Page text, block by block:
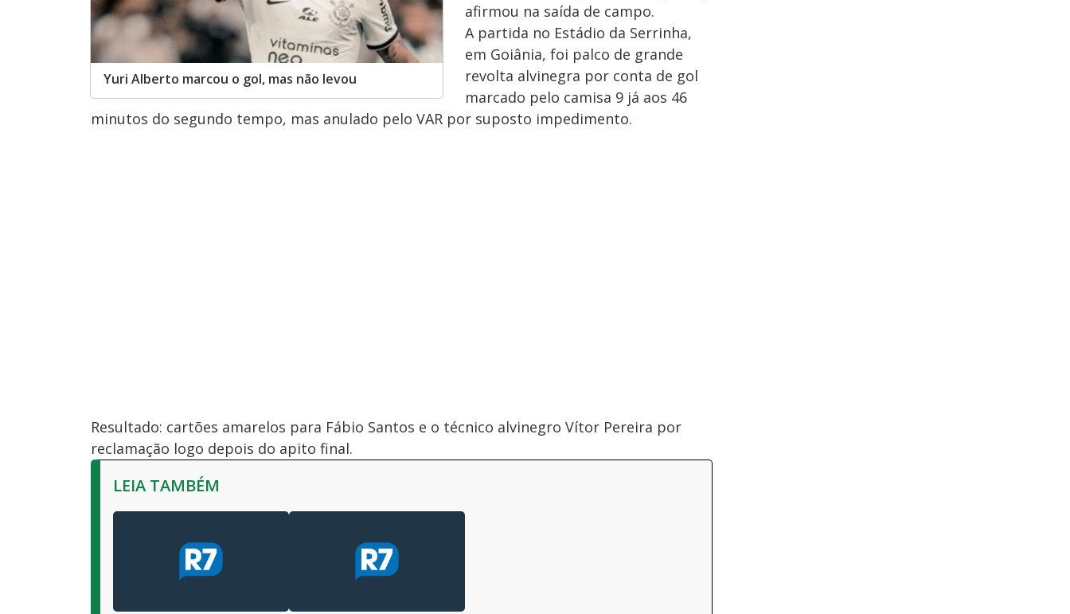
Yuri Alberto marcou o gol, mas não levou
afirmou na saída de campo.
A partida no Estádio da Serrinha,
em Goiânia, foi palco de grande
revolta alvinegra por conta de gol
marcado pelo camisa 9 já aos 46
minutos do segundo tempo, mas anulado pelo VAR por suposto impedimento.
Resultado: cartões amarelos para Fábio Santos e o técnico alvinegro Vítor Pereira por
reclamação logo depois do apito final.
LEIA TAMBÉM